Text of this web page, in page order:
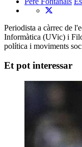
Periodista a càrrec de
Informàtica (UVic) i
política i moviments
Et pot interessar